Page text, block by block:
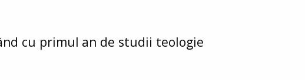
cu primul an de studii teologie